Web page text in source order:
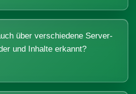
über verschiedene Server-
und Inhalte erkannt?